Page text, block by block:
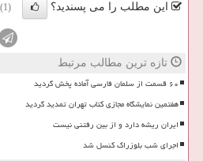
این مطلب را می پسندید؟ (1)
تازه ترین مطالب مرتبط
۶۰ قسمت از سلمان فارسی آماده پخش گردید
هفتمین نمایشگاه مجازی کتاب تهران تمدید گردید
ایران ریشه دارد و از بین رفتنی نیست
اجرای شب بلوزراک کنسل شد